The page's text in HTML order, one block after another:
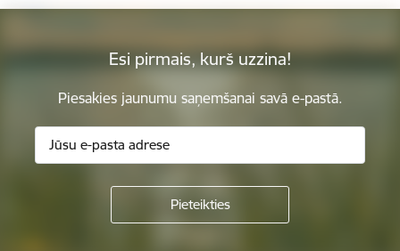
Esi pirmais, kurš uzzina!
Piesakies jaunumu saņemšanai savā e-pastā.